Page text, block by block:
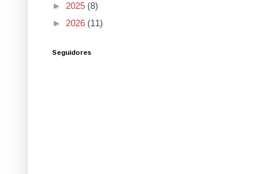
► 2025 (8)
► 2026 (11)
Seguidores